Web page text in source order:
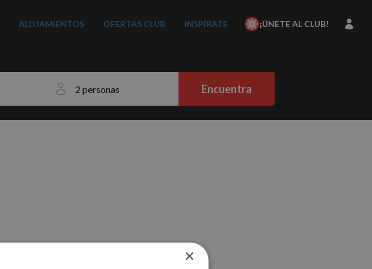
ALOJAMIENTOS OFERTAS CLUB INSPÍRATE ¡ÚNETE AL CLUB!
Encuentra
×